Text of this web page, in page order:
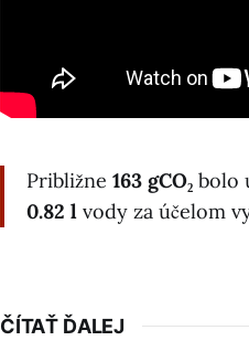
Približne 163 gCO₂ bolo
0.82 l vody za účelom
ČÍTAŤ ĎALEJ